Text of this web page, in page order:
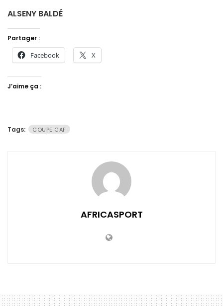
ALSENY BALDÉ
Partager :
Facebook X
J’aime ça :
Tags: COUPE CAF
AFRICASPORT